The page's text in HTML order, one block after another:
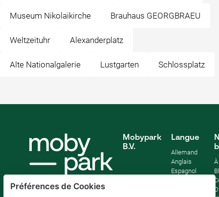
Museum Nikolaikirche Brauhaus GEORGBRAEU
Weltzeituhr Alexanderplatz
Alte Nationalgalerie Lustgarten Schlossplatz
Mobypark
B.V.
Langue
Allemand
Anglais
Espagnol
Préférences de Cookies